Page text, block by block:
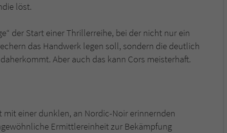
löst.
der Start einer Thrillerreihe, bei der nicht nur ein
das Handwerk legen soll, sondern die deutlich
Aber auch das kann Cors meisterhaft.
mit einer dunklen, an Nordic-Noir erinnernden
Ermittlereinheit zur Bekämpfung